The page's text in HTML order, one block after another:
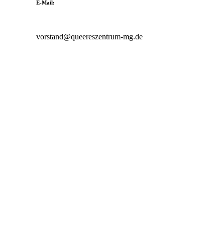
E-Mail:
vorstand@queereszentrum-mg.de